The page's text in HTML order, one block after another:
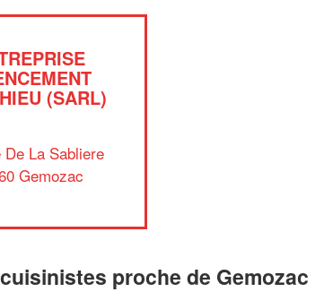
(SARL)
De La Sabliere
Gemozac
proche de Gemozac